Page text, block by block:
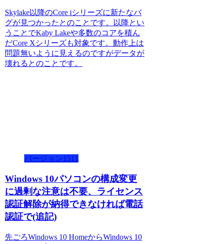
Skylake以降のCore iシリーズに新たなバ
グが見つかったとのことです。以降とい
うことでKaby Lakeや多数のコアを積ん
だCore Xシリーズも対象です。動作上は
問題無いように見えるのですがデータが
壊れるとのことです。
バージョン1511
Windows 10パソコンの構成変更
に過剰な注意は不要、ライセンス
認証解除が納得できなければ電話
認証で(追記)
先ごろWindows 10 HomeからWindows 10